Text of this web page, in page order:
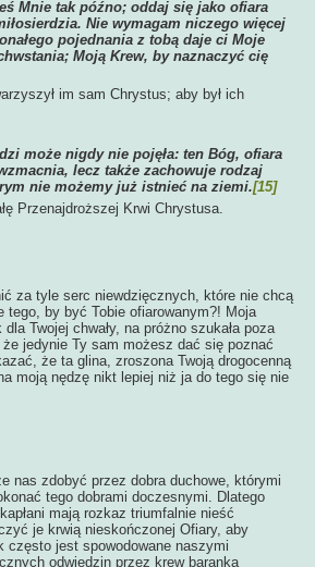
Mnie tak późno; oddaj się jako ofiara
Nie wymagam niczego więcej
pojednania z tobą daje ci Moje
Moją Krew, by naznaczyć cię
im sam Chrystus; aby był ich
może nigdy nie pojęła: ten Bóg, ofiara
lecz także zachowuje rodzaj
nie możemy już istnieć na ziemi.[15]
Przenajdroższej Krwi Chrystusa.
za tyle serc niewdzięcznych, które nie chcą
by być Tobie ofiarowanym?! Moja
Twojej chwały, na próżno szukała poza
jedynie Ty sam możesz dać się poznać
że ta glina, zroszona Twoją drogocenną
moją nędzę nikt lepiej niż ja do tego się nie
zdobyć przez dobra duchowe, którymi
tego dobrami doczesnymi. Dlatego
mają rozkaz triumfalnie nieść
je krwią nieskończonej Ofiary, aby
często jest spowodowane naszymi
odwiedzin przez krew baranka